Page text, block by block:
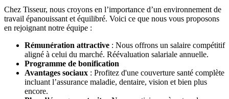
Chez Tisseur, nous croyons en l’importance d’un environnement de
travail épanouissant et équilibré. Voici ce que nous vous proposons
en rejoignant notre équipe :
Rémunération attractive : Nous offrons un salaire compétitif
aligné à celui du marché. Réévaluation salariale annuelle.
Programme de bonification
Avantages sociaux : Profitez d'une couverture santé complète
incluant l’assurance maladie, dentaire, vision et bien plus
encore.